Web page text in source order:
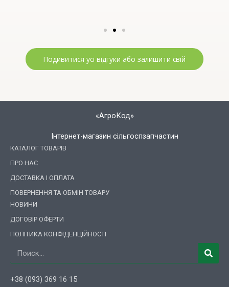
Подивитися усі відгуки або залишити свій
«АгроКод»
Інтернет-магазин сільгоспзапчастин
КАТАЛОГ ТОВАРІВ
ПРО НАС
ДОСТАВКА І ОПЛАТА
ПОВЕРНЕННЯ ТА ОБМІН ТОВАРУ
НОВИНИ
ДОГОВІР ОФЕРТИ
ПОЛІТИКА КОНФІДЕНЦІЙНОСТІ
Пошук
+38 (093) 369 16 15